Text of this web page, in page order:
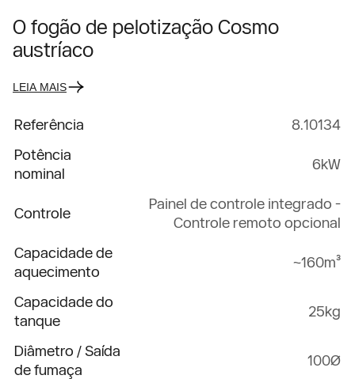
O fogão de pelotização Cosmo
austríaco
LEIA MAIS
Referência
8.10134
Potência
nominal
6kW
Controle
Painel de controle integrado -
Controle remoto opcional
Capacidade de
aquecimento
~160m³
Capacidade do
tanque
25kg
Diâmetro / Saída
de fumaça
100Ø